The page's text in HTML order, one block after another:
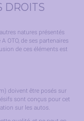
DROITS
natures présentés
OTO, de ses partenaires
de ces éléments est
doivent être posés sur
sont conçus pour cet
sur les autos.